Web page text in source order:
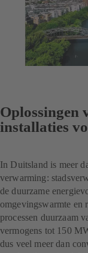
Oplossingen
installaties
In Duitsland is meer
verwarming:
de duurzame
omgevingswarmte en
processen duurzaam
vermogens tot 150
dus veel meer dan